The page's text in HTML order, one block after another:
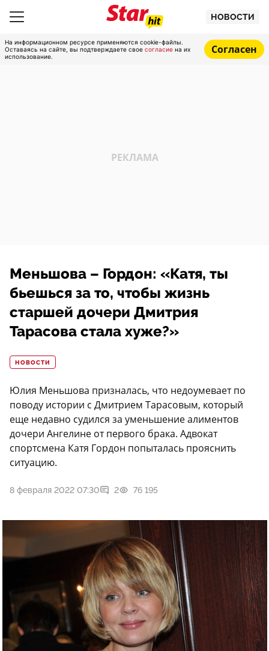
НОВОСТИ
На информационном ресурсе применяются cookie-файлы.
Оставаясь на сайте, вы подтверждаете свое согласие на их
использование.
Согласен
Меньшова – Гордон: «Катя, ты
бьешься за то, чтобы жизнь
старшей дочери Дмитрия
Тарасова стала хуже?»
НОВОСТИ
Юлия Меньшова призналась, что недоумевает по
поводу истории с Дмитрием Тарасовым, который
еще недавно судился за уменьшение алиментов
дочери Ангелине от первого брака. Адвокат
спортсмена Катя Гордон попыталась прояснить
ситуацию.
8 февраля 2022 07:30 2 76 195